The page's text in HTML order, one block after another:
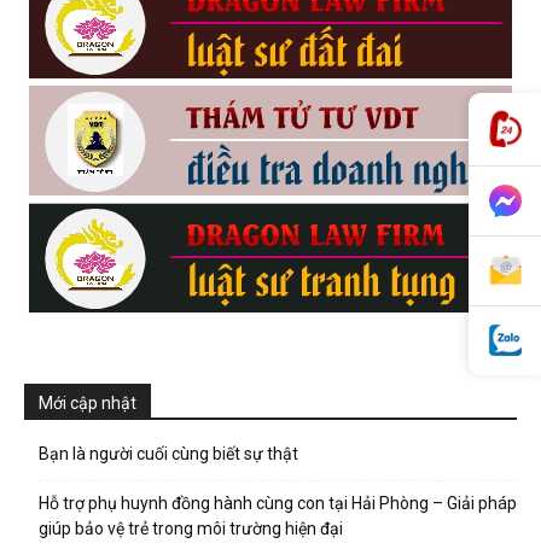
phong,
phong
tham
Mới cập nhật
Bạn là người cuối cùng biết sự thật
Hỗ trợ phụ huynh đồng hành cùng con tại Hải Phòng – Giải pháp
giúp bảo vệ trẻ trong môi trường hiện đại